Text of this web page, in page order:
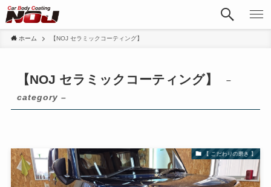
ホーム 【NOJ セラミックコーティング】
【NOJ セラミックコーティング】
–
category –
【 こだわりの磨き 】